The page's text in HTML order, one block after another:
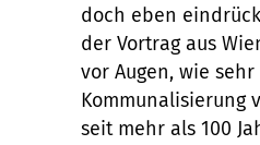
doch eben
der Vortrag aus
vor Augen, wie
Kommunalisierung
seit mehr als 100